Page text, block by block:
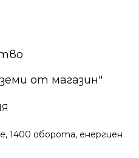
от магазин"
1400 оборота, енергиен